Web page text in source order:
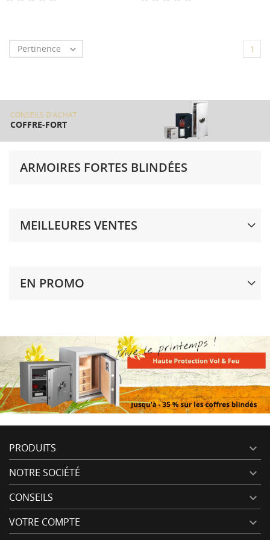
ARMOIRES FORTES BLINDÉES
MEILLEURES VENTES
EN PROMO
Pertinence  1
CONSEILS D'ACHAT
COFFRE-FORT
PRODUITS 
NOTRE SOCIÉTÉ 
CONSEILS 
VOTRE COMPTE 